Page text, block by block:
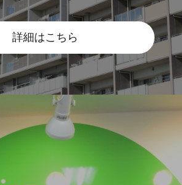
詳細はこちら